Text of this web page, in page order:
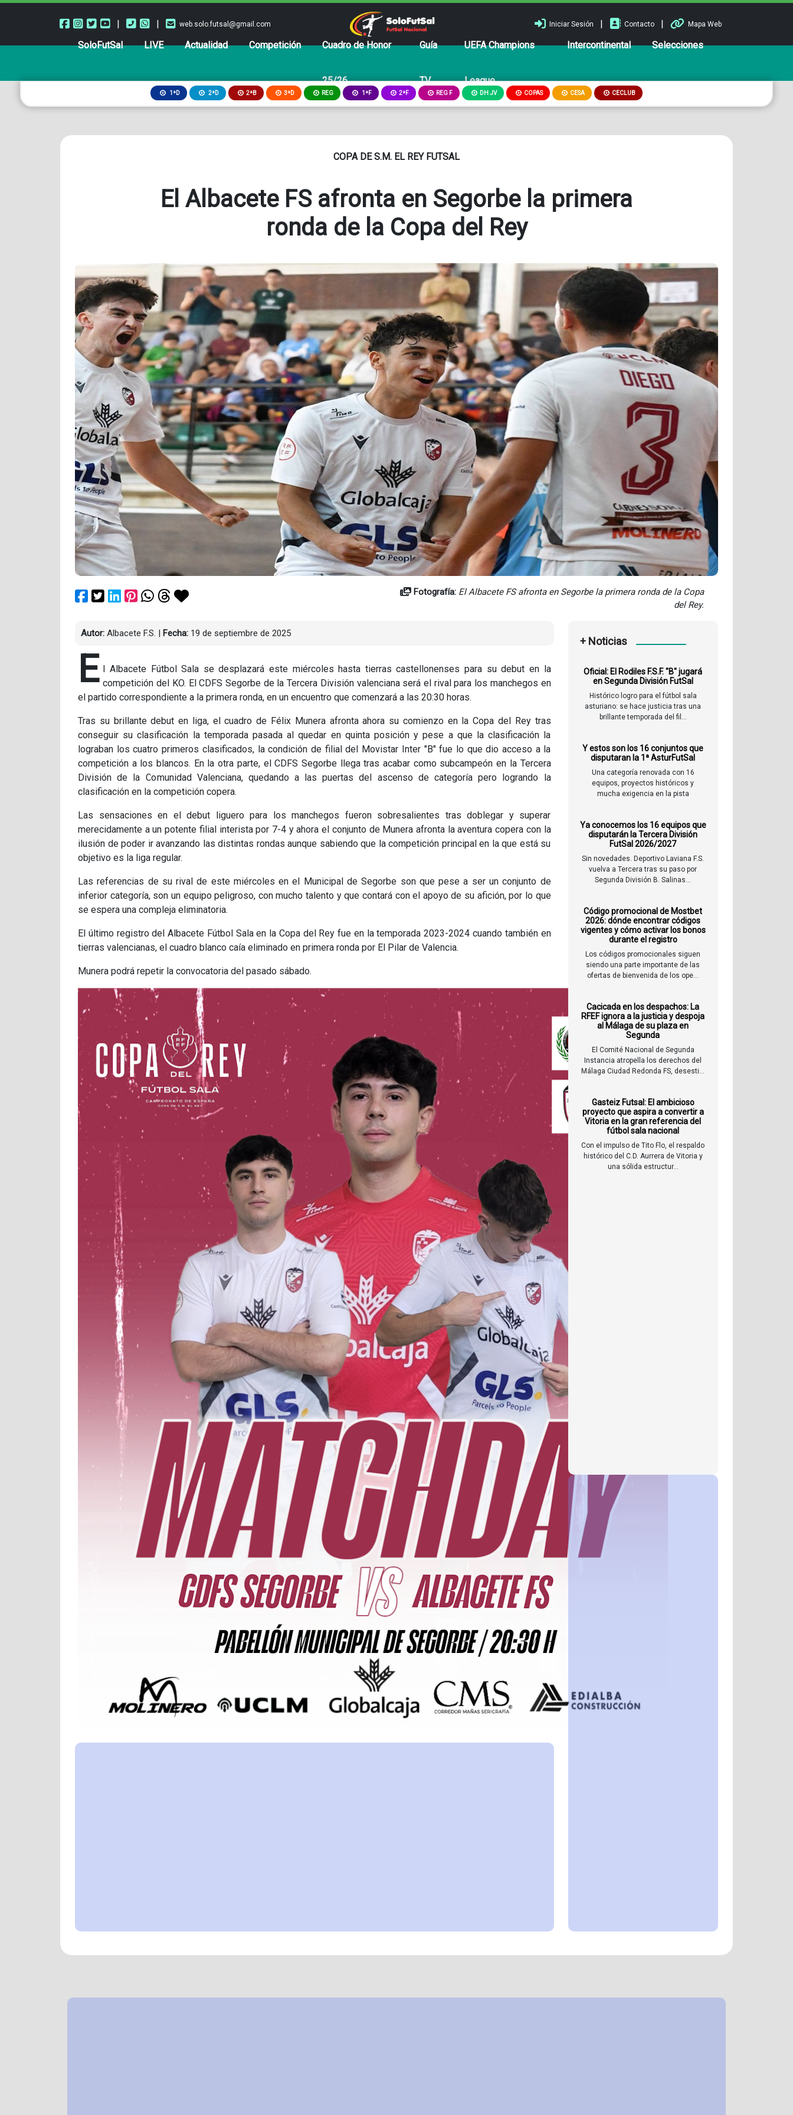
| | web.solo.futsal@gmail.com Iniciar Sesión | Contacto | Mapa Web
SoloFutSal LIVE Actualidad Competición Cuadro de Honor
25/26
Guía
TV
UEFA Champions
League
Intercontinental Selecciones
1ªD 2ªD 2ªB 3ªD REG 1ªF 2ªF REG F DH JV COPAS CESA CECLUB
COPA DE S.M. EL REY FUTSAL
El Albacete FS afronta en Segorbe la primera
ronda de la Copa del Rey
Fotografía: El Albacete FS afronta en Segorbe la primera ronda de la Copa
del Rey.
Autor: Albacete F.S. Fecha: 19 de septiembre de 2025
E
l Albacete Fútbol Sala se desplazará este miércoles hasta tierras castellonenses para su debut en la
competición del KO. El CDFS Segorbe de la Tercera División valenciana será el rival para los manchegos en
el partido correspondiente a la primera ronda, en un encuentro que comenzará a las 20:30 horas.
Tras su brillante debut en liga, el cuadro de Félix Munera afronta ahora su comienzo en la Copa del Rey tras
conseguir su clasificación la temporada pasada al quedar en quinta posición y pese a que la clasificación la
lograban los cuatro primeros clasificados, la condición de filial del Movistar Inter "B" fue lo que dio acceso a la
competición a los blancos. En la otra parte, el CDFS Segorbe llega tras acabar como subcampeón en la Tercera
División de la Comunidad Valenciana, quedando a las puertas del ascenso de categoría pero logrando la
clasificación en la competición copera.
Las sensaciones en el debut liguero para los manchegos fueron sobresalientes tras doblegar y superar
merecidamente a un potente filial interista por 7-4 y ahora el conjunto de Munera afronta la aventura copera con la
ilusión de poder ir avanzando las distintas rondas aunque sabiendo que la competición principal en la que está su
objetivo es la liga regular.
Las referencias de su rival de este miércoles en el Municipal de Segorbe son que pese a ser un conjunto de
inferior categoría, son un equipo peligroso, con mucho talento y que contará con el apoyo de su afición, por lo que
se espera una compleja eliminatoria.
El último registro del Albacete Fútbol Sala en la Copa del Rey fue en la temporada 2023-2024 cuando también en
tierras valencianas, el cuadro blanco caía eliminado en primera ronda por El Pilar de Valencia.
Munera podrá repetir la convocatoria del pasado sábado.
+ Noticias
Oficial: El Rodiles F.S.F. "B" jugará
en Segunda División FutSal
Histórico logro para el fútbol sala
asturiano: se hace justicia tras una
brillante temporada del fil...
Y estos son los 16 conjuntos que
disputaran la 1ª AsturFutSal
Una categoría renovada con 16
equipos, proyectos históricos y
mucha exigencia en la pista
Ya conocemos los 16 equipos que
disputarán la Tercera División
FutSal 2026/2027
Sin novedades. Deportivo Laviana F.S.
vuelva a Tercera tras su paso por
Segunda División B. Salinas...
Código promocional de Mostbet
2026: dónde encontrar códigos
vigentes y cómo activar los bonos
durante el registro
Los códigos promocionales siguen
siendo una parte importante de las
ofertas de bienvenida de los ope...
Cacicada en los despachos: La
RFEF ignora a la justicia y despoja
al Málaga de su plaza en
Segunda
El Comité Nacional de Segunda
Instancia atropella los derechos del
Málaga Ciudad Redonda FS, desesti...
Gasteiz Futsal: El ambicioso
proyecto que aspira a convertir a
Vitoria en la gran referencia del
fútbol sala nacional
Con el impulso de Tito Flo, el respaldo
histórico del C.D. Aurrera de Vitoria y
una sólida estructur...